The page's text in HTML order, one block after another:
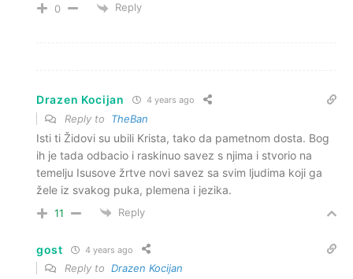
0 Reply
Drazen Kocijan 4 years ago
Reply to TheBan
Isti ti Židovi su ubili Krista, tako da pametnom dosta. Bog
ih je tada odbacio i raskinuo savez s njima i stvorio na
temelju Isusove žrtve novi savez sa svim ljudima koji ga
žele iz svakog puka, plemena i jezika.
11 Reply
gost 4 years ago
Reply to Drazen Kocijan